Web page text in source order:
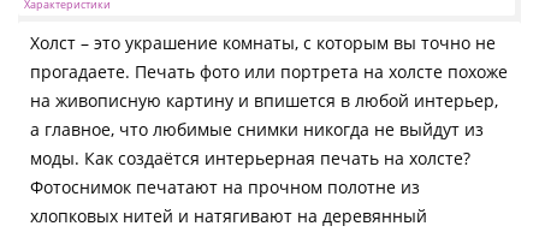
Характеристики
Холст – это украшение комнаты, с которым вы точно не
прогадаете. Печать фото или портрета на холсте похоже
на живописную картину и впишется в любой интерьер,
а главное, что любимые снимки никогда не выйдут из
моды. Как создаётся интерьерная печать на холсте?
Фотоснимок печатают на прочном полотне из
хлопковых нитей и натягивают на деревянный